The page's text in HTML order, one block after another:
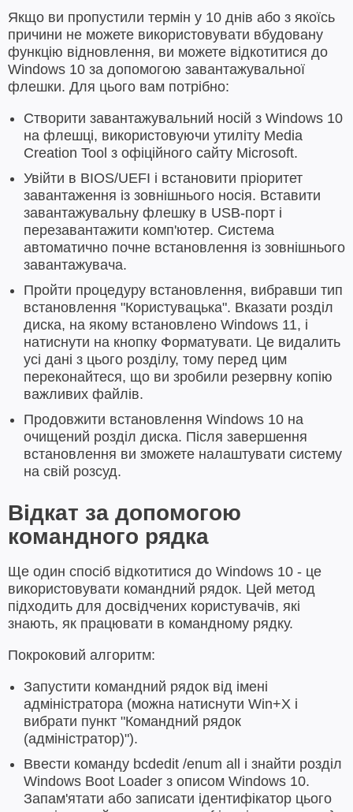
Якщо ви пропустили термін у 10 днів або з якоїсь
причини не можете використовувати вбудовану
функцію відновлення, ви можете відкотитися до
Windows 10 за допомогою завантажувальної
флешки. Для цього вам потрібно:
Створити завантажувальний носій з Windows 10
на флешці, використовуючи утиліту Media
Creation Tool з офіційного сайту Microsoft.
Увійти в BIOS/UEFI і встановити пріоритет
завантаження із зовнішнього носія. Вставити
завантажувальну флешку в USB-порт і
перезавантажити комп'ютер. Система
автоматично почне встановлення із зовнішнього
завантажувача.
Пройти процедуру встановлення, вибравши тип
встановлення "Користувацька". Вказати розділ
диска, на якому встановлено Windows 11, і
натиснути на кнопку Форматувати. Це видалить
усі дані з цього розділу, тому перед цим
переконайтеся, що ви зробили резервну копію
важливих файлів.
Продовжити встановлення Windows 10 на
очищений розділ диска. Після завершення
встановлення ви зможете налаштувати систему
на свій розсуд.
Відкат за допомогою
командного рядка
Ще один спосіб відкотитися до Windows 10 - це
використовувати командний рядок. Цей метод
підходить для досвідчених користувачів, які
знають, як працювати в командному рядку.
Покроковий алгоритм:
Запустити командний рядок від імені
адміністратора (можна натиснути Win+X і
вибрати пункт "Командний рядок
(адміністратор)").
Ввести команду bcdedit /enum all і знайти розділ
Windows Boot Loader з описом Windows 10.
Запам'ятати або записати ідентифікатор цього